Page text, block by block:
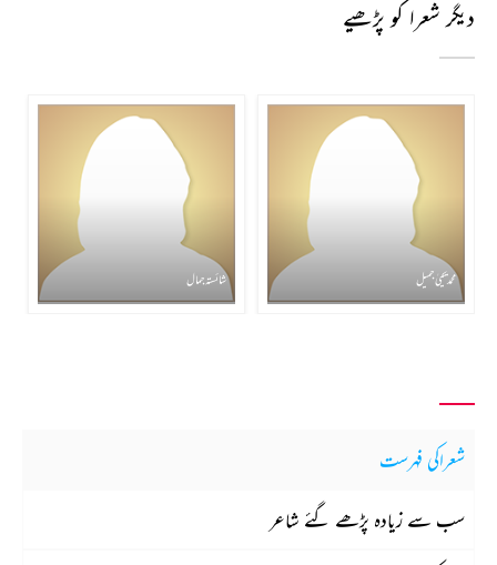
دیگر شعرا کو پڑھیے
محمد یحییٰ جمیل شائستہ جمال
شعراکی فہرست
سب سے زیادہ پڑھے گئے شاعر